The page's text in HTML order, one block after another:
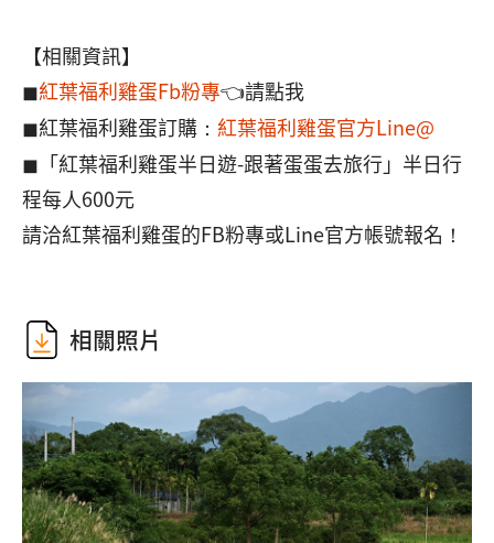
【相關資訊】
◼︎紅葉福利雞蛋Fb粉專👈請點我
◼︎紅葉福利雞蛋訂購： 紅葉福利雞蛋官方Line@
◼︎「紅葉福利雞蛋半日遊-跟著蛋蛋去旅行」半日行
程每人600元
請洽紅葉福利雞蛋的FB粉專或Line官方帳號報名！
相關照片